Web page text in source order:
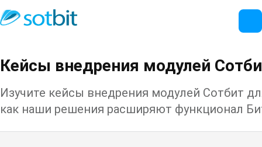
Кейсы внедрения модулей
Изучите кейсы внедрения модулей Сотбит
как наши решения расширяют функционал